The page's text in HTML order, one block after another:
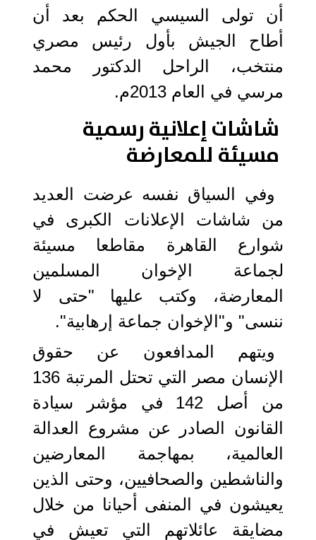
أن تولى السيسي الحكم بعد أن
أطاح الجيش بأول رئيس مصري
منتخب، الراحل الدكتور محمد
مرسي في العام 2013م.
شاشات إعلانية رسمية
مسيئة للمعارضة
وفي السياق نفسه عرضت العديد
من شاشات الإعلانات الكبرى في
شوارع القاهرة مقاطعا مسيئة
لجماعة الإخوان المسلمين
المعارضة، وكتب عليها "حتى لا
ننسى" و"الإخوان جماعة إرهابية".
ويتهم المدافعون عن حقوق
الإنسان مصر التي تحتل المرتبة 136
من أصل 142 في مؤشر سيادة
القانون الصادر عن مشروع العدالة
العالمية، بمهاجمة المعارضين
والناشطين والصحافيين، وحتى الذين
يعيشون في المنفى أحيانا من خلال
مضايقة عائلاتهم التي تعيش في